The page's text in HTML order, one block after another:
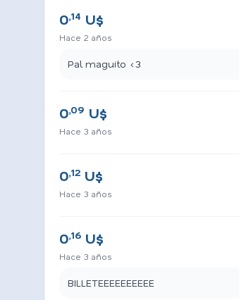
0,14 U$
Hace 2 años
Pal maguito <3
0,09 U$
Hace 3 años
0,12 U$
Hace 3 años
0,16 U$
Hace 3 años
BILLETEEEEEEEEEE